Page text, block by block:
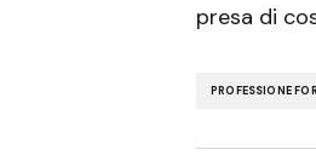
presa di
PROFESSIONE